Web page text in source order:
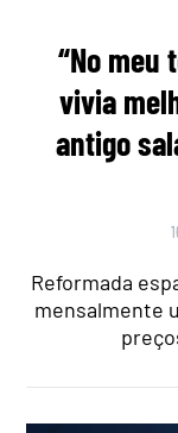
“No meu
vivia
antigo
Reformada
mensalmente